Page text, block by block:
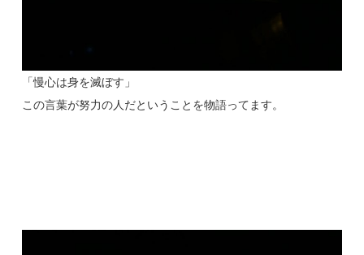
「慢心は身を滅ぼす」
この言葉が努力の人だということを物語ってます。